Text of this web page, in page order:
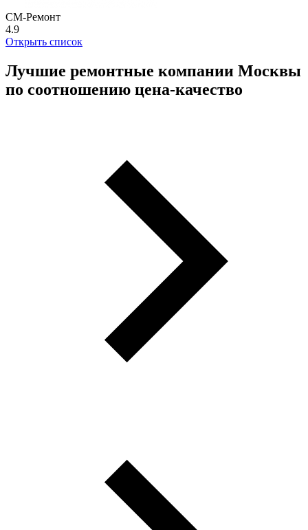
СМ-Ремонт
4.9
Открыть список
Лучшие ремонтные компании Москвы
по соотношению цена-качество